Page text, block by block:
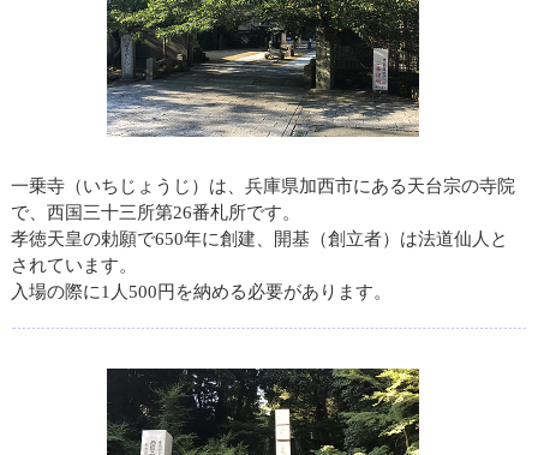
一乗寺（いちじょうじ）は、兵庫県加西市にある天台宗の寺院
で、西国三十三所第26番札所です。
孝徳天皇の勅願で650年に創建、開基（創立者）は法道仙人と
されています。
入場の際に1人500円を納める必要があります。